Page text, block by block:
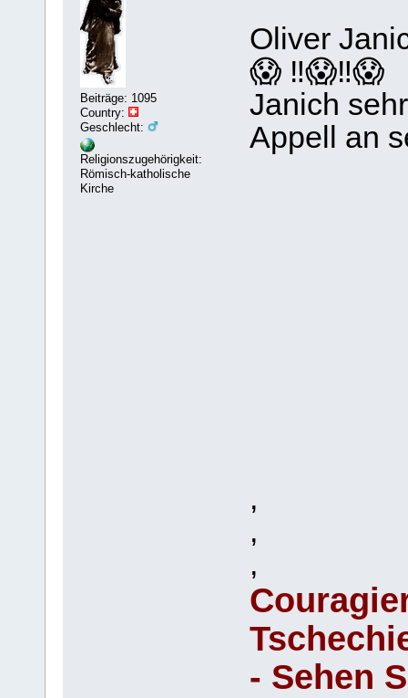
Beiträge: 1095
Country:
Geschlecht:
Religionszugehörigkeit:
Römisch-katholische
Kirche
Oliver
😱 ‼️😱‼️😱
Janich
Appell an
,
,
,
- Sehen